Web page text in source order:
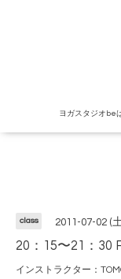
ヨガスタジオbe
class 2011-07-02 (
20：15〜21：30
インストラクター：